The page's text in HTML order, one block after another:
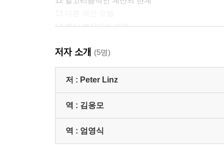
14 계산 복잡도의 개관
부록 A 유한-상태 변환기
부록 B JFLAP : 추천의 글
해답
참고문헌
찾아보기
저자 소개 (5명)
저 : Peter Linz
역 : 김응모
역 : 엄영식